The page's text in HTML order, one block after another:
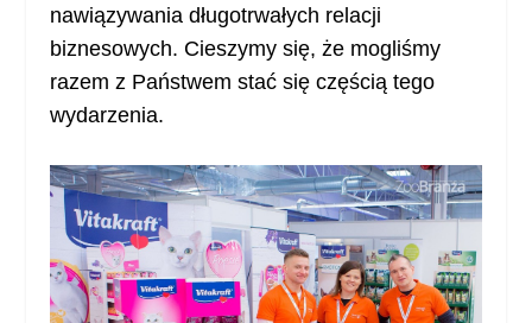
nawiązywania długotrwałych relacji
biznesowych. Cieszymy się, że mogliśmy
razem z Państwem stać się częścią tego
wydarzenia.